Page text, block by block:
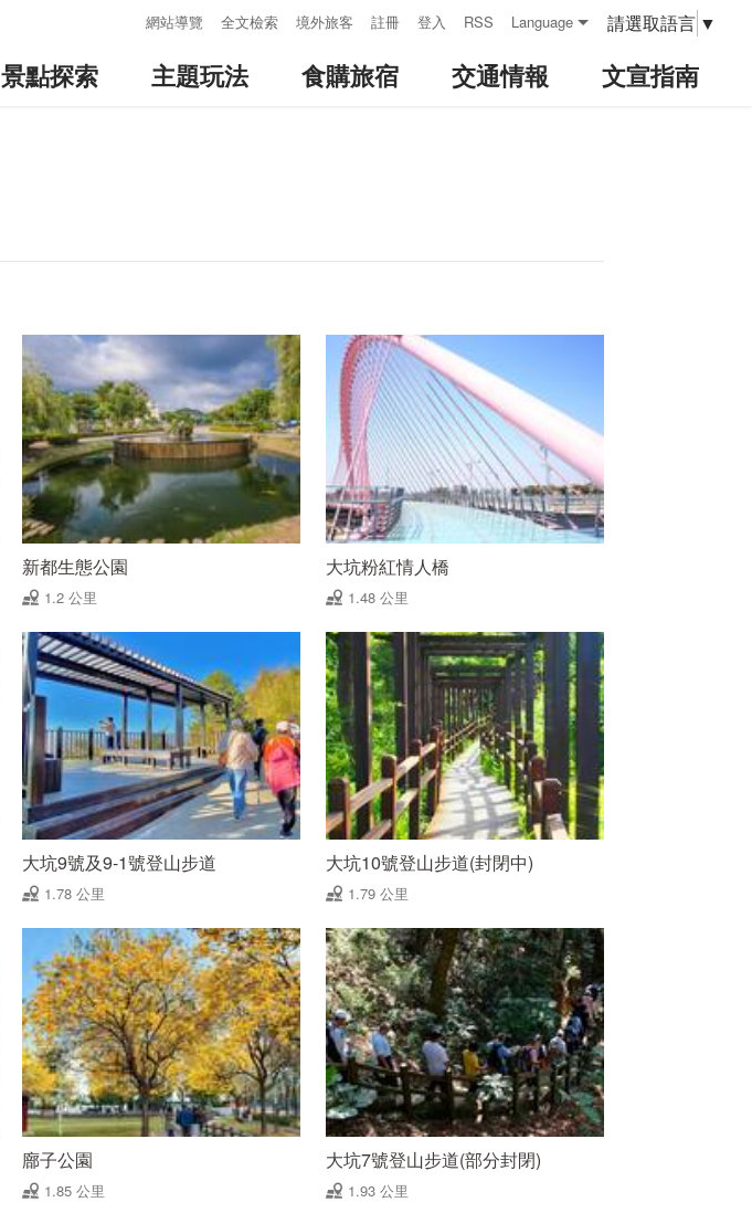
網站導覽 全文檢索 境外旅客 註冊 登入 RSS Language 請選取語言 ▼
景點探索 主題玩法 食購旅宿 交通情報 文宣指南
新都生態公園
1.2 公里
大坑粉紅情人橋
1.48 公里
大坑9號及9-1號登山步道
1.78 公里
大坑10號登山步道(封閉中)
1.79 公里
廍子公園
1.85 公里
大坑7號登山步道(部分封閉)
1.93 公里